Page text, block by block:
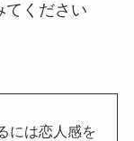
てください
には恋人感を